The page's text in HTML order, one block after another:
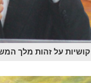
קושיות על זהות מלך